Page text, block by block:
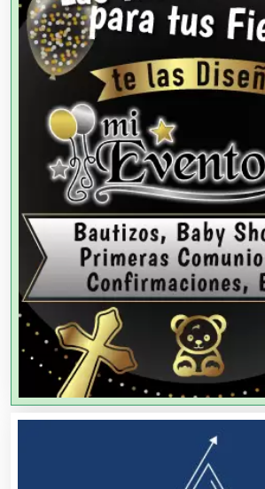
Agencias de Cobranza
Agencias de Colocación
Agencias de Modelos
Agencias de Publicidad
Agencias de Viajes
Agricultores
Agricultura y Ganadería